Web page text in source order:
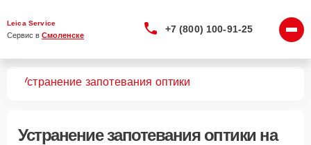
Leica Service
Сервис в Смоленске
+7 (800) 100-91-25
Устранение запотевания оптики
Устранение запотевания оптики на